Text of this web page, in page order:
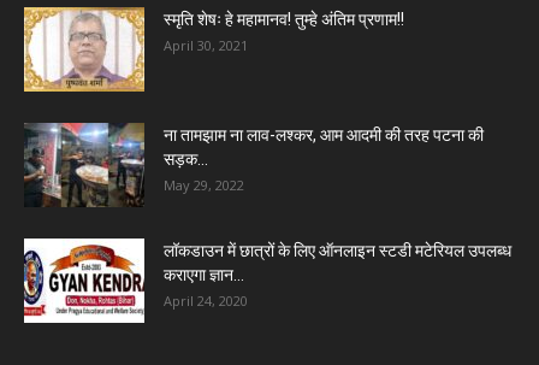
स्मृति शेषः हे महामानव! तुम्हे अंतिम प्रणाम!!
April 30, 2021
ना तामझाम ना लाव-लश्कर, आम आदमी की तरह पटना की
सड़क...
May 29, 2022
लॉकडाउन में छात्रों के लिए ऑनलाइन स्टडी मटेरियल उपलब्ध
कराएगा ज्ञान...
April 24, 2020